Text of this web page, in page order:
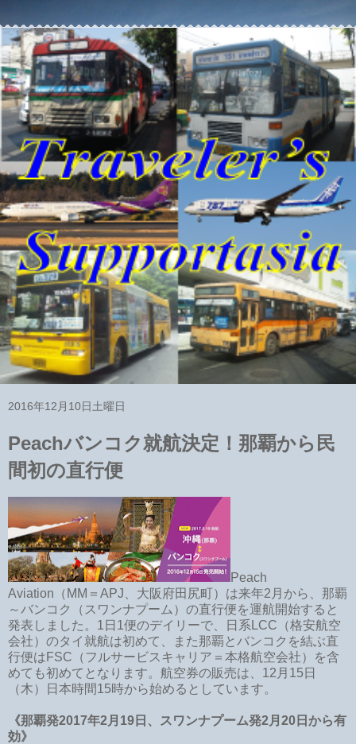
2016年12月10日土曜日
Peachバンコク就航決定！那覇から民
間初の直行便
Peach
Aviation（MM＝APJ、大阪府田尻町）は来年2月から、那覇
～バンコク（スワンナプーム）の直行便を運航開始すると
発表しました。1日1便のデイリーで、日系LCC（格安航空
会社）のタイ就航は初めて、また那覇とバンコクを結ぶ直
行便はFSC（フルサービスキャリア＝本格航空会社）を含
めても初めてとなります。航空券の販売は、12月15日
（木）日本時間15時から始めるとしています。
《那覇発2017年2月19日、スワンナプーム発2月20日から有
効》